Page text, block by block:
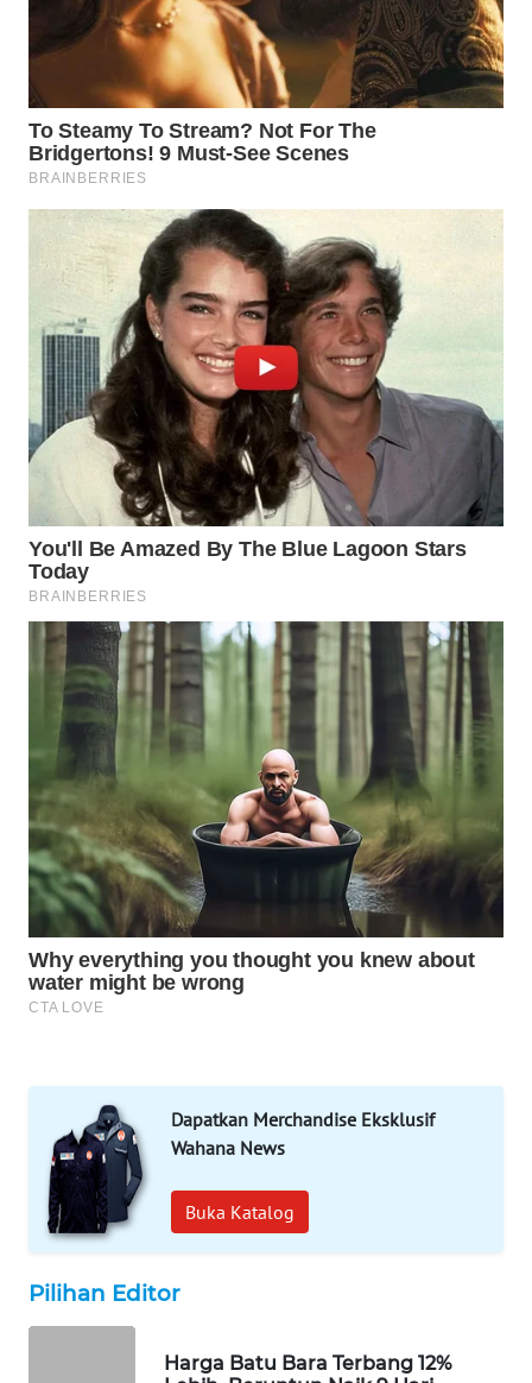
Dapatkan Merchandise Eksklusif
Wahana News
Buka Katalog
Pilihan Editor
Harga Batu Bara Terbang 12%
TV
ID
WAHANANEWS
CO ID
WAHANANEWS
NET
WAHANA
SPORT
WAHANA
WAHANA
SELEB
WAHANA
PERSONA
WAHANA
OTOMOTIF
WAHANA
HEALTH
WAHANA
DESA
WISATA
LAPAK
WAHANA
Network
KONSUMEN
LISTRIK
MASYARAKAT
WALINKI